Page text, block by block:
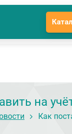
Краснодар
на
Как